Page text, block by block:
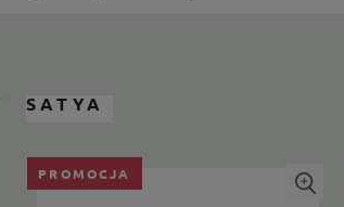
SATYA
PROMOCJA